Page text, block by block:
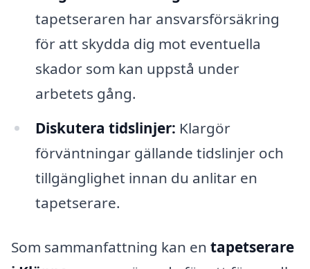
tapetseraren har ansvarsförsäkring
för att skydda dig mot eventuella
skador som kan uppstå under
arbetets gång.
Diskutera tidslinjer: Klargör
förväntningar gällande tidslinjer och
tillgänglighet innan du anlitar en
tapetserare.
Som sammanfattning kan en tapetserare